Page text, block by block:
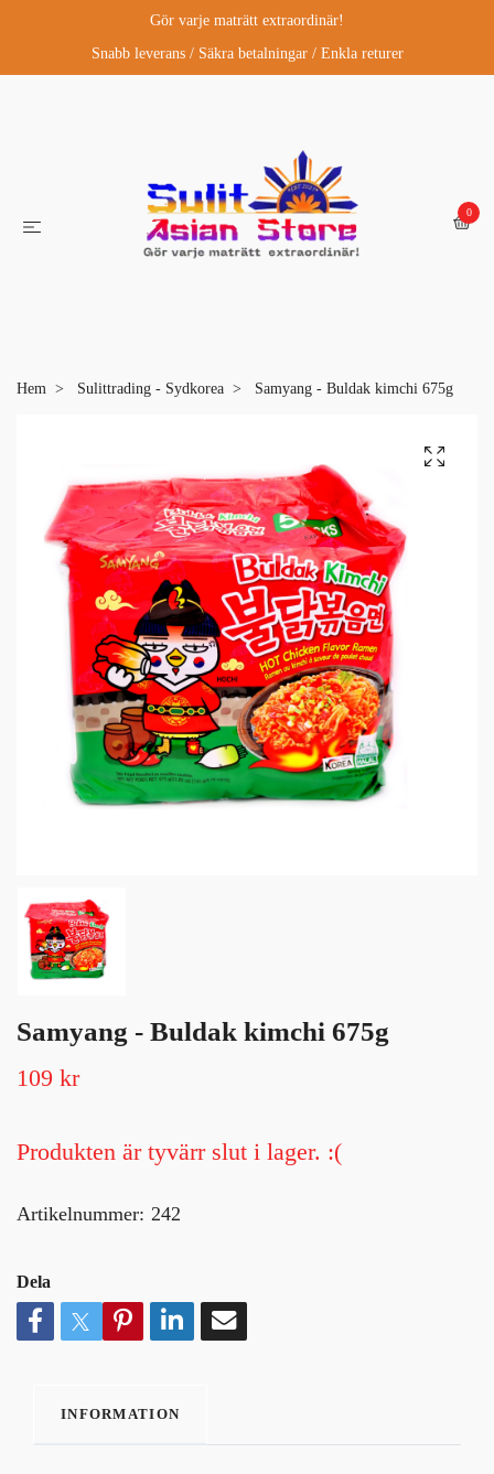
Gör varje maträtt extraordinär!
Snabb leverans / Säkra betalningar / Enkla returer
0
Hem Sulittrading - Sydkorea Samyang - Buldak kimchi 675g
Samyang - Buldak kimchi 675g
109 kr
Produkten är tyvärr slut i lager. :(
Artikelnummer: 242
Dela
INFORMATION